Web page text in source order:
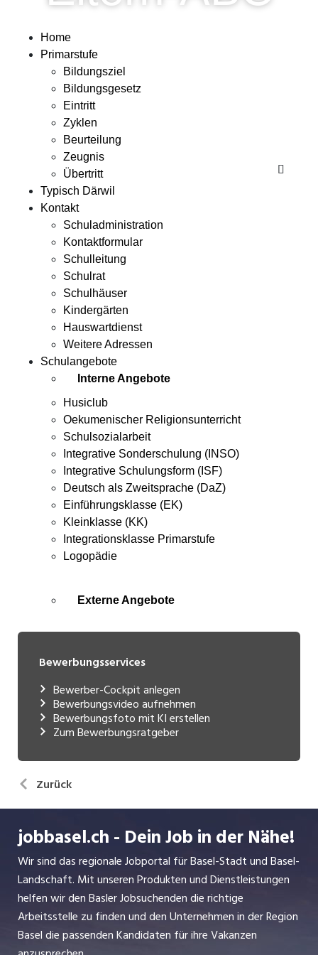
Bewerbungsservices
Bewerber-Cockpit anlegen
Bewerbungsvideo aufnehmen
Bewerbungsfoto mit KI erstellen
Zum Bewerbungsratgeber
Zurück
jobbasel.ch - Dein Job in der Nähe!
Wir sind das regionale Jobportal für Basel-Stadt und Basel-
Landschaft. Mit unseren Produkten und Dienstleistungen
helfen wir den Basler Jobsuchenden die richtige
Arbeitsstelle zu finden und den Unternehmen in der Region
Basel die passenden Kandidaten für ihre Vakanzen